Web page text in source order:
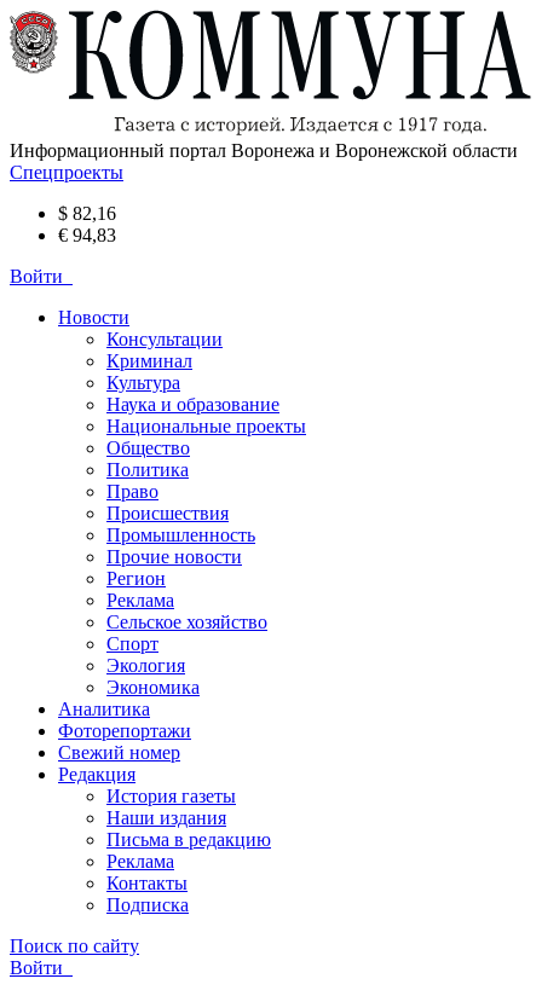
Информационный портал Воронежа и Воронежской области
Спецпроекты
$ 82,16
€ 94,83
Войти
Новости
Консультации
Криминал
Культура
Наука и образование
Национальные проекты
Общество
Политика
Право
Происшествия
Промышленность
Прочие новости
Регион
Реклама
Сельское хозяйство
Спорт
Экология
Экономика
Аналитика
Фоторепортажи
Свежий номер
Редакция
История газеты
Наши издания
Письма в редакцию
Реклама
Контакты
Подписка
Поиск по сайту
Войти